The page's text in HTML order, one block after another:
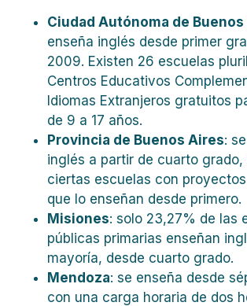
Ciudad Autónoma de
enseña inglés desde primer
2009. Existen 26 escuelas
Centros Educativos
Idiomas Extranjeros gratuitos
de 9 a 17 años.
Provincia de Buenos Aires:
inglés a partir de cuarto grado,
ciertas escuelas con
que lo enseñan desde primero.
Misiones: solo 23,27% de las
públicas primarias enseñan
mayoría, desde cuarto grado.
Mendoza: se enseña desde
con una carga horaria de dos